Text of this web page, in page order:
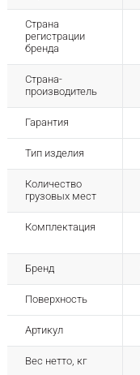
Страна
регистрации
бренда
Страна-
производитель
Гарантия
Тип изделия
Количество
грузовых мест
Комплектация
Бренд
Поверхность
Артикул
Вес нетто, кг